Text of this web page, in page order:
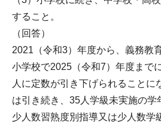
すること。
（回答）
2021（令和3）年度から、義務教
小学校で2025（令和7）年度まで
人に定数が引き下げられることに
は引き続き、35人学級未実施の学
少人数習熟度別指導又は少人数学